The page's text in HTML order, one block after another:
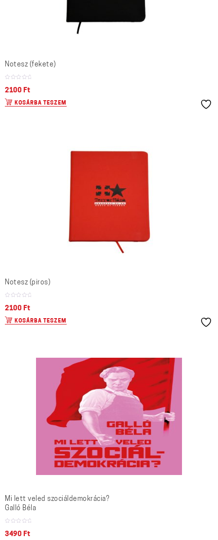
Notesz (fekete)
2100 Ft
KOSÁRBA TESZEM
Notesz (piros)
2100 Ft
KOSÁRBA TESZEM
Mi lett veled szociáldemokrácia?
Galló Béla
3490 Ft